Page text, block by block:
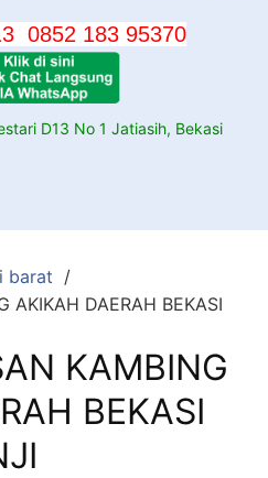
0852 183 95370
D13 No 1 Jatiasih, Bekasi
barat
AKIKAH DAERAH BEKASI
KAMBING
BEKASI